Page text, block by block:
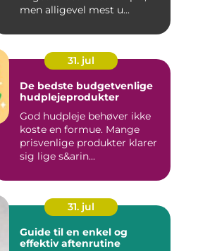
men alligevel mest u...
31. jul
De bedste budgetvenlige
hudplejeprodukter
God hudpleje behøver ikke
koste en formue. Mange
prisvenlige produkter klarer
sig lige s&arin...
31. jul
Guide til en enkel og
effektiv aftenrutine